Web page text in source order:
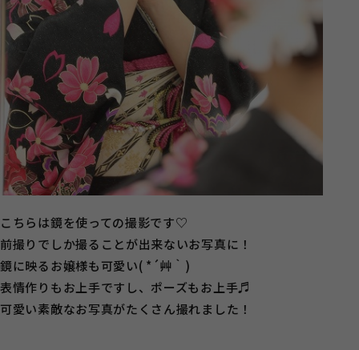
こちらは鏡を使っての撮影です♡
前撮りでしか撮ることが出来ないお写真に！
鏡に映るお嬢様も可愛い( *´艸｀)
表情作りもお上手ですし、ポーズもお上手♬
可愛い素敵なお写真がたくさん撮れました！